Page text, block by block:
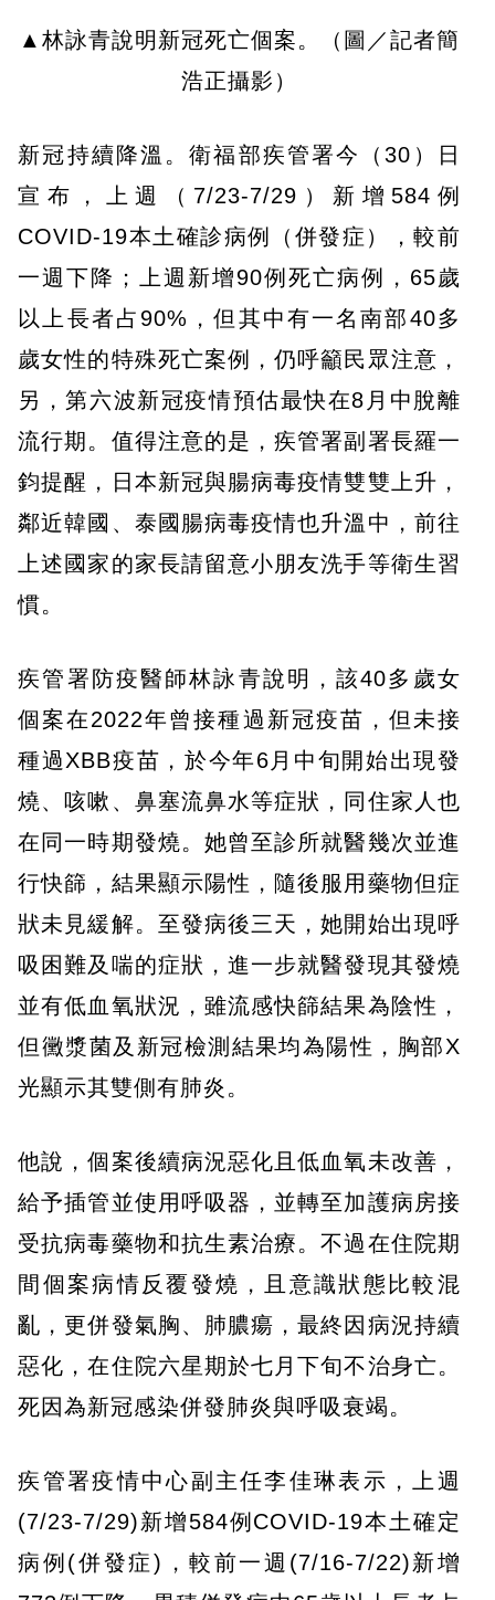
▲林詠青說明新冠死亡個案。（圖／記者簡
浩正攝影）
新冠持續降溫。衛福部疾管署今（30）日
宣布，上週（7/23-7/29）新增584例
COVID-19本土確診病例（併發症），較前
一週下降；上週新增90例死亡病例，65歲
以上長者占90%，但其中有一名南部40多
歲女性的特殊死亡案例，仍呼籲民眾注意，
另，第六波新冠疫情預估最快在8月中脫離
流行期。值得注意的是，疾管署副署長羅一
鈞提醒，日本新冠與腸病毒疫情雙雙上升，
鄰近韓國、泰國腸病毒疫情也升溫中，前往
上述國家的家長請留意小朋友洗手等衛生習
慣。
疾管署防疫醫師林詠青說明，該40多歲女
個案在2022年曾接種過新冠疫苗，但未接
種過XBB疫苗，於今年6月中旬開始出現發
燒、咳嗽、鼻塞流鼻水等症狀，同住家人也
在同一時期發燒。她曾至診所就醫幾次並進
行快篩，結果顯示陽性，隨後服用藥物但症
狀未見緩解。至發病後三天，她開始出現呼
吸困難及喘的症狀，進一步就醫發現其發燒
並有低血氧狀況，雖流感快篩結果為陰性，
但黴漿菌及新冠檢測結果均為陽性，胸部X
光顯示其雙側有肺炎。
他說，個案後續病況惡化且低血氧未改善，
給予插管並使用呼吸器，並轉至加護病房接
受抗病毒藥物和抗生素治療。不過在住院期
間個案病情反覆發燒，且意識狀態比較混
亂，更併發氣胸、肺膿瘍，最終因病況持續
惡化，在住院六星期於七月下旬不治身亡。
死因為新冠感染併發肺炎與呼吸衰竭。
疾管署疫情中心副主任李佳琳表示，上週
(7/23-7/29)新增584例COVID-19本土確定
病例(併發症)，較前一週(7/16-7/22)新增